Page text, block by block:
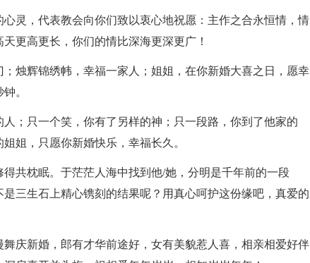
灵，代表教会向你们致以衷心地祝愿：主作之合永恒情，情
更高更长，你们的情比深海更深更广！
烛辉锦绣帏，幸福一家人；姐姐，在你新婚大喜之日，愿幸
。
；只一个笑，你有了另样的神；只一段路，你到了他家的
姐，只愿你新婚快乐，幸福长久。
共枕眠。于茫茫人海中找到他/她，分明是千年前的一段
三生石上精心镌刻的结果呢？用真心呵护这份缘吧，真爱的
庆新婚，郎有才华前途好，女有美貌惹人喜，相亲相爱好伴